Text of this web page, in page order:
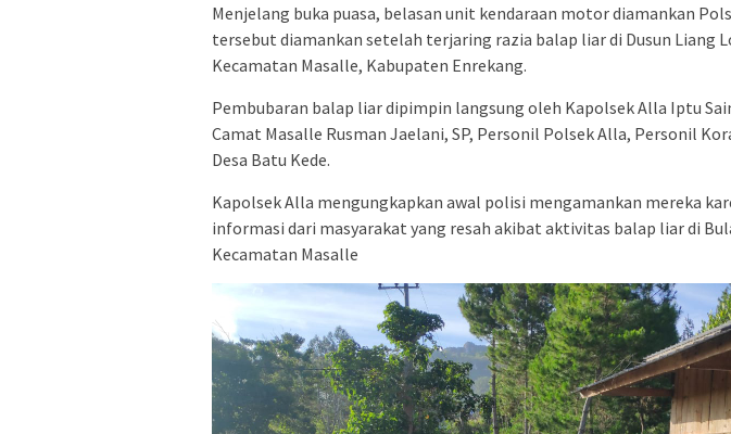
Menjelang buka puasa, belasan unit kendaraan motor diamankan
tersebut diamankan setelah terjaring razia balap liar di Dusun Liang
Kecamatan Masalle, Kabupaten Enrekang.
Pembubaran balap liar dipimpin langsung oleh Kapolsek Alla Iptu
Camat Masalle Rusman Jaelani, SP, Personil Polsek Alla, Personil
Desa Batu Kede.
Kapolsek Alla mengungkapkan awal polisi mengamankan mereka
informasi dari masyarakat yang resah akibat aktivitas balap liar di
Kecamatan Masalle